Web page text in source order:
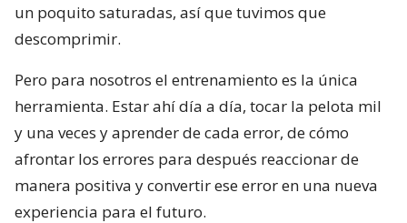
un poquito saturadas, así que tuvimos que
descomprimir.
Pero para nosotros el entrenamiento es la única
herramienta. Estar ahí día a día, tocar la pelota mil
y una veces y aprender de cada error, de cómo
afrontar los errores para después reaccionar de
manera positiva y convertir ese error en una nueva
experiencia para el futuro.